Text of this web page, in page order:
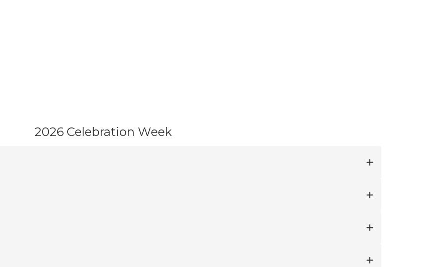
2026 Celebration Week